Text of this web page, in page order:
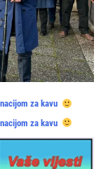
za kavu
za kavu